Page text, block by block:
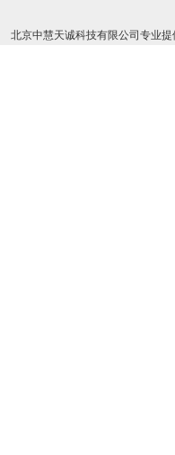
北京中慧天诚科技有限公司专业提